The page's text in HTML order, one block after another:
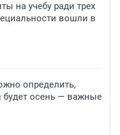
на учебу ради трех
вошли в
определить,
осень — важные